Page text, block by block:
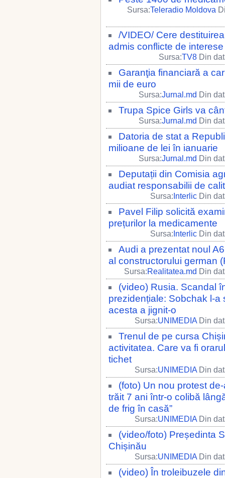
Sursa:Teleradio Moldova
/VIDEO/ Cere
admis conflicte de interese
Sursa:TV8 Din
Garanţia financiară a
mii de euro
Sursa:Jurnal.md Din
Trupa Spice Girls va
Sursa:Jurnal.md Din
Datoria de stat a
milioane de lei în ianuarie
Sursa:Jurnal.md Din
Deputații din Comisia
audiat responsabilii de
Sursa: Interlic Din
Pavel Filip solicită
prețurilor la medicamente
Sursa: Interlic Din
Audi a prezentat noul
al constructorului german
Sursa:Realitatea.md Din
(video) Rusia. Scandal
prezidențiale: Sobchak l-
acesta a jignit-o
Sursa:UNIMEDIA Din
Trenul de pe cursa
activitatea. Care va fi
tichet
Sursa:UNIMEDIA Din
(foto) Un nou protest
trăit 7 ani într-o colibă
de frig în casă”
Sursa:UNIMEDIA Din
(video/foto) Președinta
Chișinău
Sursa:UNIMEDIA Din
(video) În troleibuzele